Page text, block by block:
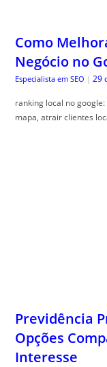
Como
Negócio no
Especialista em SEO | 29
ranking local no
mapa, atrair clientes
Previdência
Opções
Interesse